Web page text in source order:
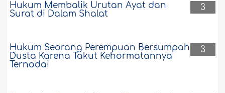
3
Hukum Membalik Urutan Ayat dan
Surat di Dalam Shalat
3
Hukum Seorang Perempuan Bersumpah
Dusta Karena Takut Kehormatannya
Ternodai